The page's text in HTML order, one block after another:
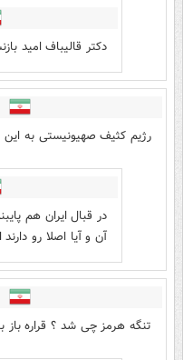
دکتر قالیباف امید
رژیم کثیف صهیونیستی به این
در قبال ایران هم
آن و آیا اصلا رو
تنگه هرمز چی شد ؟ قراره